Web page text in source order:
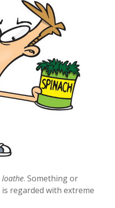
loathe. Something or
is regarded with extreme